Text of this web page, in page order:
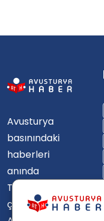
Avusturya
basınındaki
haberleri
anında
Türkçe'ye
çevirerek,